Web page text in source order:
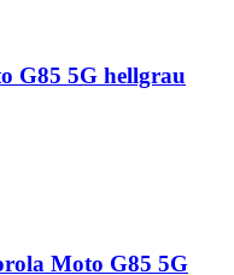
G85 5G hellgrau
Moto G85 5G